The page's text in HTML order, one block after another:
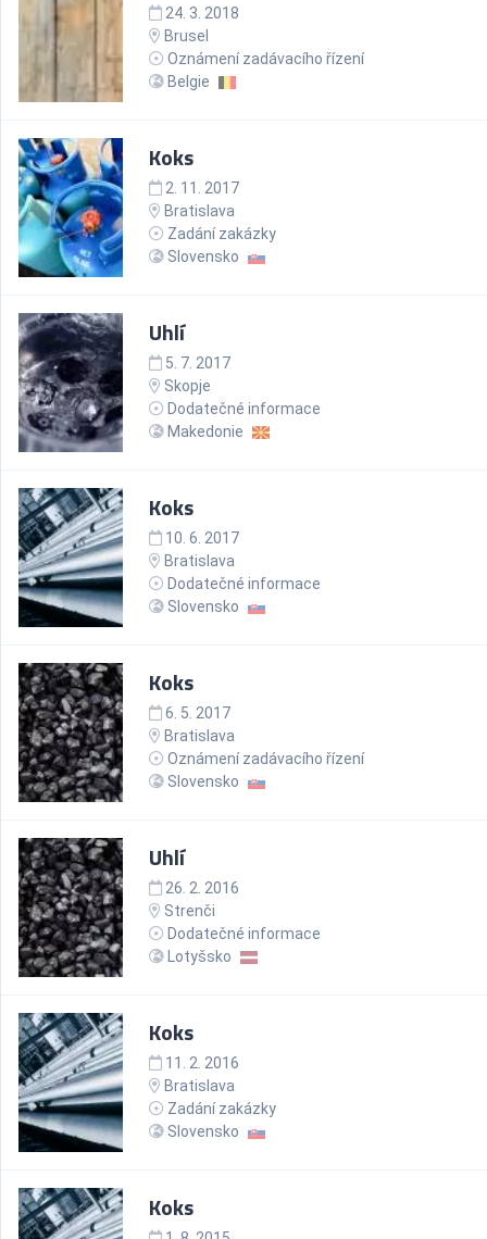
24. 3. 2018
Brusel
Oznámení zadávacího řízení
Belgie
Koks
2. 11. 2017
Bratislava
Zadání zakázky
Slovensko
Uhlí
5. 7. 2017
Skopje
Dodatečné informace
Makedonie
Koks
10. 6. 2017
Bratislava
Dodatečné informace
Slovensko
Koks
6. 5. 2017
Bratislava
Oznámení zadávacího řízení
Slovensko
Uhlí
26. 2. 2016
Strenči
Dodatečné informace
Lotyšsko
Koks
11. 2. 2016
Bratislava
Zadání zakázky
Slovensko
Koks